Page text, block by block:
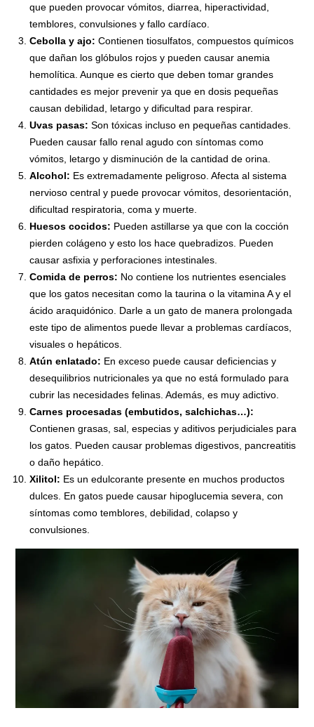
que pueden provocar vómitos, diarrea, hiperactividad,
temblores, convulsiones y fallo cardíaco.
Cebolla y ajo: Contienen tiosulfatos, compuestos químicos
que dañan los glóbulos rojos y pueden causar anemia
hemolítica. Aunque es cierto que deben tomar grandes
cantidades es mejor prevenir ya que en dosis pequeñas
causan debilidad, letargo y dificultad para respirar.
Uvas pasas: Son tóxicas incluso en pequeñas cantidades.
Pueden causar fallo renal agudo con síntomas como
vómitos, letargo y disminución de la cantidad de orina.
Alcohol: Es extremadamente peligroso. Afecta al sistema
nervioso central y puede provocar vómitos, desorientación,
dificultad respiratoria, coma y muerte.
Huesos cocidos: Pueden astillarse ya que con la cocción
pierden colágeno y esto los hace quebradizos. Pueden
causar asfixia y perforaciones intestinales.
Comida de perros: No contiene los nutrientes esenciales
que los gatos necesitan como la taurina o la vitamina A y el
ácido araquidónico. Darle a un gato de manera prolongada
este tipo de alimentos puede llevar a problemas cardíacos,
visuales o hepáticos.
Atún enlatado: En exceso puede causar deficiencias y
desequilibrios nutricionales ya que no está formulado para
cubrir las necesidades felinas. Además, es muy adictivo.
Carnes procesadas (embutidos, salchichas…):
Contienen grasas, sal, especias y aditivos perjudiciales para
los gatos. Pueden causar problemas digestivos, pancreatitis
o daño hepático.
Xilitol: Es un edulcorante presente en muchos productos
dulces. En gatos puede causar hipoglucemia severa, con
síntomas como temblores, debilidad, colapso y
convulsiones.